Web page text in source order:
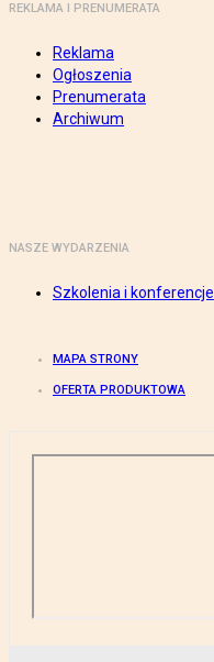
REKLAMA I PRENUMERATA
Reklama
Ogłoszenia
Prenumerata
Archiwum
NASZE WYDARZENIA
Szkolenia i konferencje
MAPA STRONY
OFERTA PRODUKTOWA